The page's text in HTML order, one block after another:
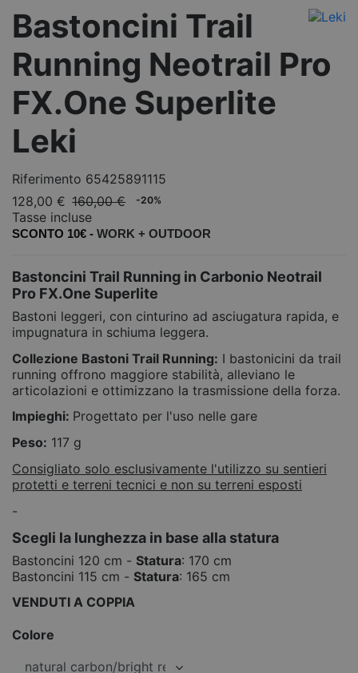
Bastoncini Trail
Running Neotrail Pro
FX.One Superlite
Leki
Riferimento 65425891115
128,00 € 160,00 € -20%
Tasse incluse
SCONTO 10€ - WORK + OUTDOOR
Bastoncini Trail Running in Carbonio Neotrail
Pro FX.One Superlite
Bastoni leggeri, con cinturino ad asciugatura rapida, e
impugnatura in schiuma leggera.
Collezione Bastoni Trail Running: I bastonicini da trail
running offrono maggiore stabilità, alleviano le
articolazioni e ottimizzano la trasmissione della forza.
Impieghi: Progettato per l'uso nelle gare
Peso: 117 g
Consigliato solo esclusivamente l'utilizzo su sentieri
protetti e terreni tecnici e non su terreni esposti
-
Scegli la lunghezza in base alla statura
Bastoncini 120 cm - Statura: 170 cm
Bastoncini 115 cm - Statura: 165 cm
VENDUTI A COPPIA
Colore